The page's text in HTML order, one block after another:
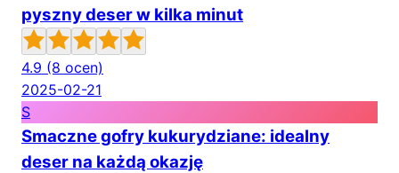
pyszny deser w kilka minut
4.9 (8 ocen)
2025-02-21
S
Smaczne gofry kukurydziane: idealny
deser na każdą okazję